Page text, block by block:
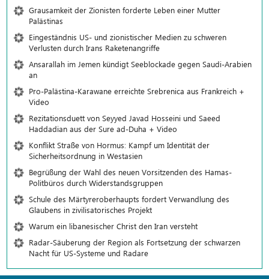
Grausamkeit der Zionisten forderte Leben einer Mutter
Palästinas
Eingeständnis US- und zionistischer Medien zu schweren
Verlusten durch Irans Raketenangriffe
Ansarallah im Jemen kündigt Seeblockade gegen Saudi-Arabien
an
Pro-Palästina-Karawane erreichte Srebrenica aus Frankreich +
Video
Rezitationsduett von Seyyed Javad Hosseini und Saeed
Haddadian aus der Sure ad-Duha + Video
Konflikt Straße von Hormus: Kampf um Identität der
Sicherheitsordnung in Westasien
Begrüßung der Wahl des neuen Vorsitzenden des Hamas-
Politbüros durch Widerstandsgruppen
Schule des Märtyreroberhaupts fordert Verwandlung des
Glaubens in zivilisatorisches Projekt
Warum ein libanesischer Christ den Iran versteht
Radar-Säuberung der Region als Fortsetzung der schwarzen
Nacht für US-Systeme und Radare